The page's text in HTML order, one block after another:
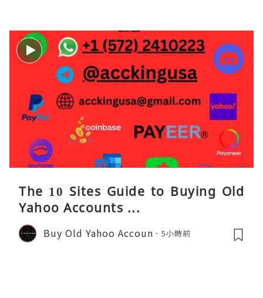
The 10 Sites Guide to Buying Old
Yahoo Accounts ...
Buy Old Yahoo Accoun 5小時前